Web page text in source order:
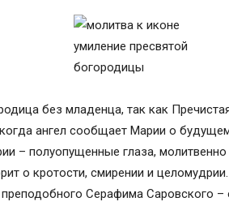
без младенца, так как
ангел сообщает Марии о
– полуопущенные глаза,
о кротости, смирении и
Серафима Саровского –